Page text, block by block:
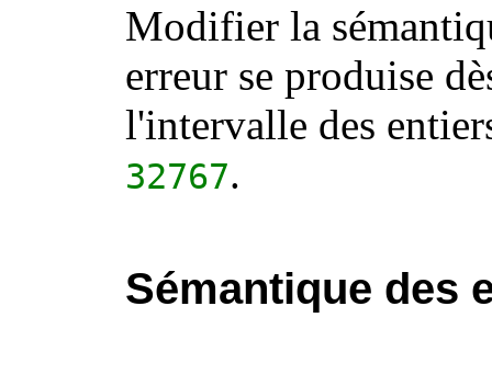
Modifier la
erreur se produise
l'intervalle des
32767.
Sémantique des